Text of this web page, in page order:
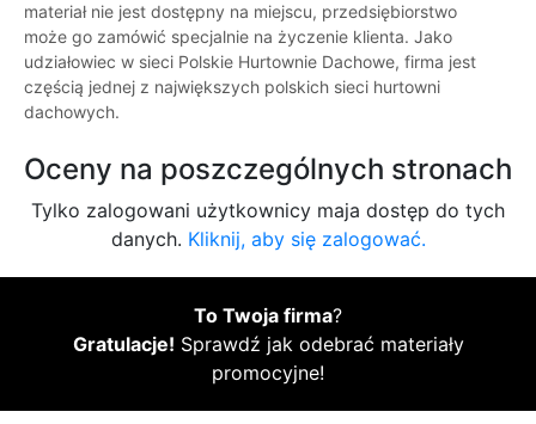
materiał nie jest dostępny na miejscu, przedsiębiorstwo
może go zamówić specjalnie na życzenie klienta. Jako
udziałowiec w sieci Polskie Hurtownie Dachowe, firma jest
częścią jednej z największych polskich sieci hurtowni
dachowych.
Oceny na poszczególnych stronach
Tylko zalogowani użytkownicy maja dostęp do tych
danych. Kliknij, aby się zalogować.
To Twoja firma?
Gratulacje! Sprawdź jak odebrać materiały
promocyjne!